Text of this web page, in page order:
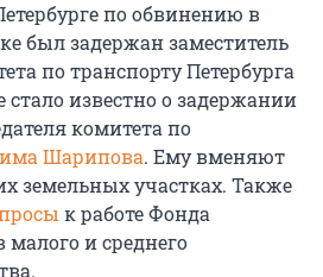
по обвинению в
был задержан заместитель
по транспорту Петербурга
стало известно о задержании
комитета по
Шарипова. Ему вменяют
земельных участках. Также
к работе Фонда
малого и среднего